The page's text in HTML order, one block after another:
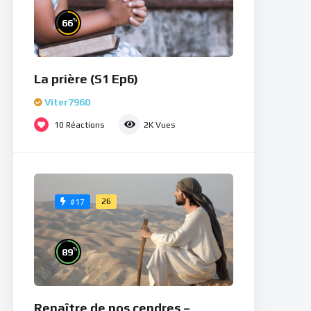
66%
La prière (S1 Ep6)
Viter7960
10 Réactions 2K Vues
#17 26
89%
Renaître de nos cendres –